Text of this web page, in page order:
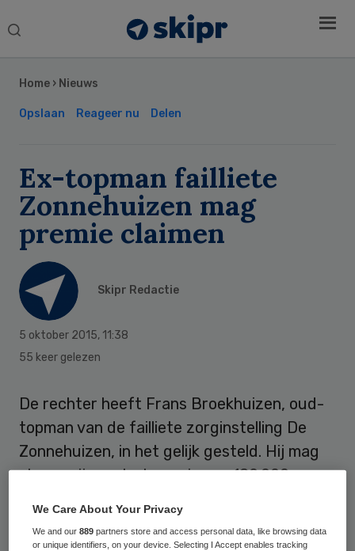
Search
Home › Nieuws
Opslaan Reageer nu Delen
Ex-topman failliete
Zonnehuizen mag
premie claimen
Skipr Redactie
5 oktober 2015, 11:38
55 keer gelezen
De rechter heeft Frans Broekhuizen, oud-
topman van de failliete zorginstelling De
Zonnehuizen, in het gelijk gesteld. Hij mag
alsnog zijn vertrekpremie van 189.000 euro
Dit meldt RTL Z op 2 oktober. De curator
Sidebar
We Care About Your Privacy
We and our889 partners store and access personal data, like browsing data
or unique identifiers, on your device. Selecting I Accept enables tracking